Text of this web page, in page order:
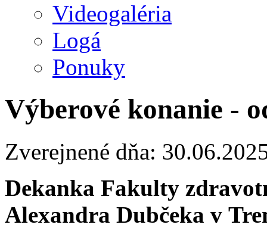
Videogaléria
Logá
Ponuky
Výberové konanie -
Zverejnené dňa:
Dekanka Fakulty
Alexandra Dubčeka v